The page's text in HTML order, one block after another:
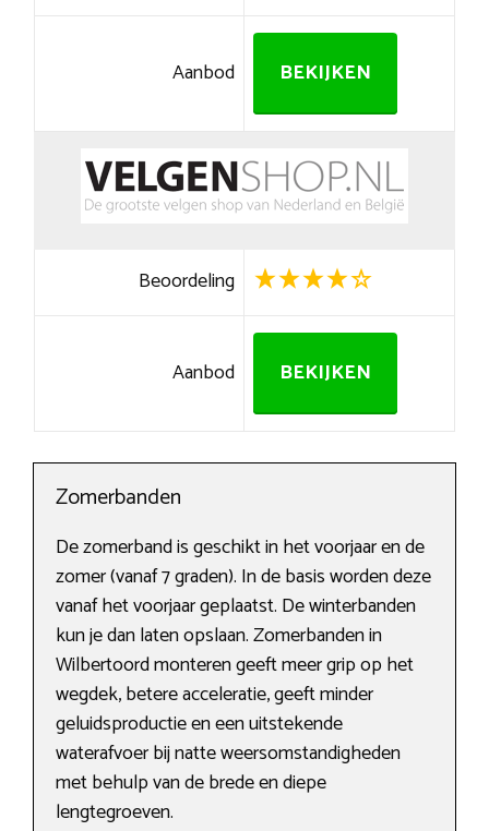
Aanbod BEKIJKEN
Beoordeling
Aanbod BEKIJKEN
Zomerbanden
De zomerband is geschikt in het voorjaar en de
zomer (vanaf 7 graden). In de basis worden deze
vanaf het voorjaar geplaatst. De winterbanden
kun je dan laten opslaan. Zomerbanden in
Wilbertoord monteren geeft meer grip op het
wegdek, betere acceleratie, geeft minder
geluidsproductie en een uitstekende
waterafvoer bij natte weersomstandigheden
met behulp van de brede en diepe
lengtegroeven.